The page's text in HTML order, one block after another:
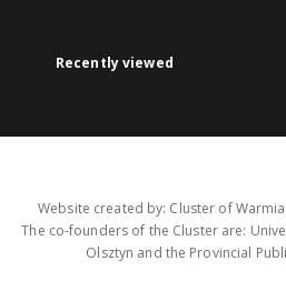
Recently viewed
Website created by: Cluster of
The co-founders of the Cluster are:
Olsztyn and the Provincial